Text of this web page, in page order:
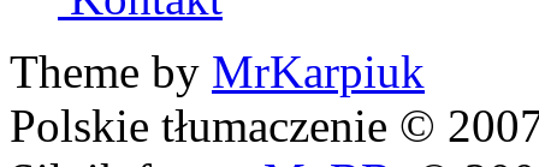
Theme by MrKarpiuk
Polskie tłumaczenie ©